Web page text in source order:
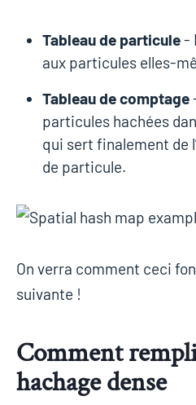
Tableau de particule-
aux particules elles-
Tableau de comptage
particules hachées
qui sert finalement de
de particule.
On verra comment ceci
suivante !
Comment
hachage dense